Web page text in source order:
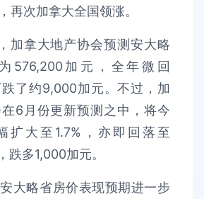
再次加拿大全国领涨。
加拿大地产协会预测安大略
576,200加元，全年微回
跌了约9,000加元。不过，加
6月份更新预测之中，将今
扩大至1.7%，亦即回落至
多1,000加元。
大略省房价表现预期进一步